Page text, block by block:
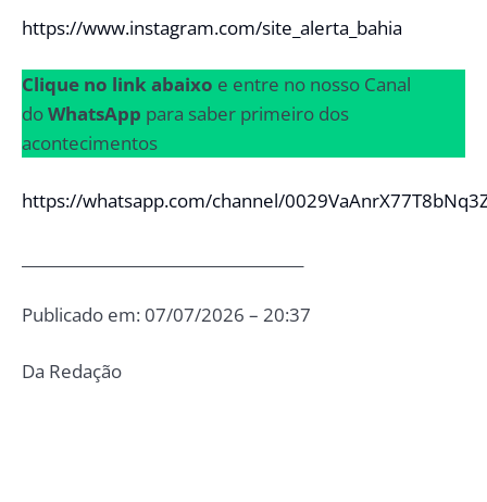
https://www.instagram.com/site_alerta_bahia
Clique no link abaixo e entre no nosso Canal
doWhatsApp para saber primeiro dos
acontecimentos
https://whatsapp.com/channel/
Publicado em: 07/07/2026 – 20:37
Da Redação